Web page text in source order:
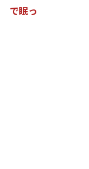
で眠っ